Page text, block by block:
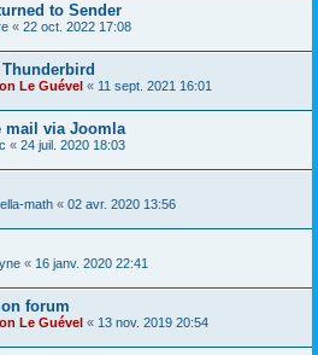
to Sender
« 22 oct. 2022 17:08
Le Guével « 11 sept. 2021 16:01
mail via Joomla
« 24 juil. 2020 18:03
math « 02 avr. 2020 13:56
« 16 janv. 2020 22:41
forum
Le Guével « 13 nov. 2019 20:54